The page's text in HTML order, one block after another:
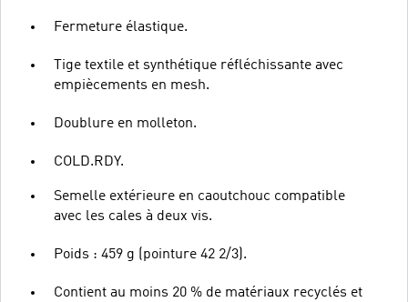
Fermeture élastique.
Tige textile et synthétique réfléchissante avec
empiècements en mesh.
Doublure en molleton.
COLD.RDY.
Semelle extérieure en caoutchouc compatible
avec les cales à deux vis.
Poids : 459 g (pointure 42 2/3).
Contient au moins 20 % de matériaux recyclés et